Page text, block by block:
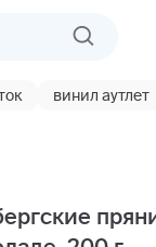
винил аутлет